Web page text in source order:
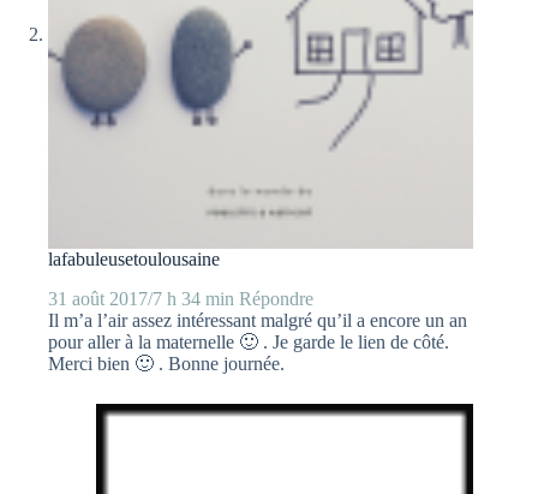
lafabuleusetoulousaine
31 août 2017/7 h 34 min Répondre
Il m’a l’air assez intéressant malgré qu’il a encore un an
pour aller à la maternelle 🙂 . Je garde le lien de côté.
Merci bien 🙂 . Bonne journée.